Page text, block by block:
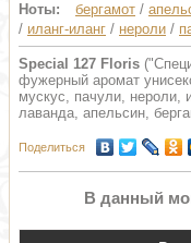
Ноты:
бергамот /
/ иланг-иланг / нероли /
Special 127 Floris
фужерный аромат
мускус, пачули, нероли,
лаванда, апельсин,
Поделиться
В данный